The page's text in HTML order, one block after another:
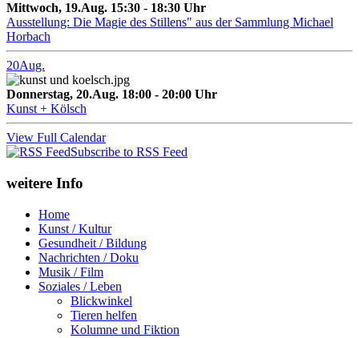
Mittwoch, 19.Aug. 15:30 - 18:30 Uhr
Ausstellung: Die Magie des Stillens" aus der Sammlung Michael
Horbach
20Aug.
Donnerstag, 20.Aug. 18:00 - 20:00 Uhr
Kunst + Kölsch
View Full Calendar
Subscribe to RSS Feed
weitere Info
Home
Kunst / Kultur
Gesundheit / Bildung
Nachrichten / Doku
Musik / Film
Soziales / Leben
Blickwinkel
Tieren helfen
Kolumne und Fiktion